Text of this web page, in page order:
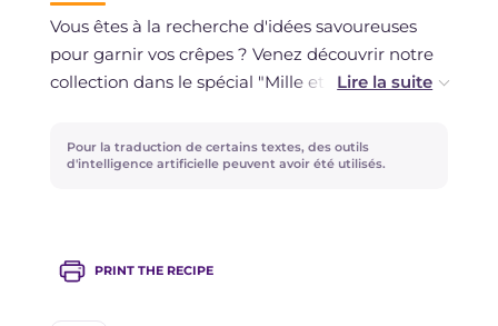
heures au réfrigérateur, couvertes avec du film.
Les crêpes peuvent être congelées après
cuisson : il suffit de les disposer les unes sur les
autres en intercalant une feuille de papier
envelopper avec du film. Avant d'utiliser la
quantité désirée, il suffira de les laisser
Vous êtes à la recherche d'idées savoureuses
pour garnir vos crêpes ? Venez découvrir notre
collection dans le spécial "Mille et une crêpes :
Pour la traduction de certains textes, des outils
d'intelligence artificielle peuvent avoir été utilisés.
PRINT THE RECIPE